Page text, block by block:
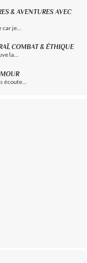
& AVENTURES AVEC
je...
COMBAT & ÉTHIQUE
la...
écoute...